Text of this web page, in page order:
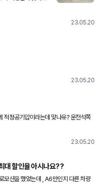
23.05.20
23.05.20
23.05.20
대 할인율 아시나요??
모션을 했었는데 , A6만인지 다른 차량